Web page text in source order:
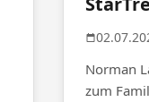
Norman
zum